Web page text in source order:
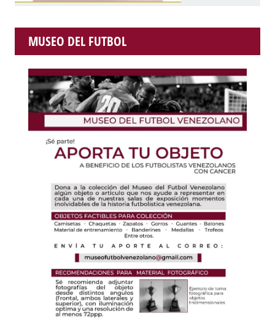
MUSEO DEL FUTBOL